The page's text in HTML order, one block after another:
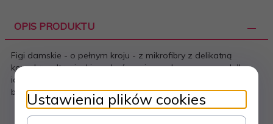
OPIS PRODUKTU
Figi damskie - o pełnym kroju - z mikrofibry z delikatną
koronką - ultracienkie wykończenia - pakowane w pudełko,
idealne na prezent Skład: 89% poliamid, 10% elastan, 1%
bawełnaUstawienia plików cookies